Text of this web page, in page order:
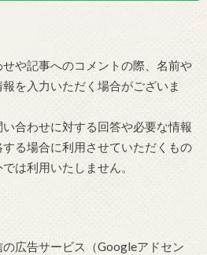
や記事へのコメントの際、名前や
を入力いただく場合がございま
合わせに対する回答や必要な情報
る場合に利用させていただくもの
は利用いたしません。
広告サービス（Googleアドセン